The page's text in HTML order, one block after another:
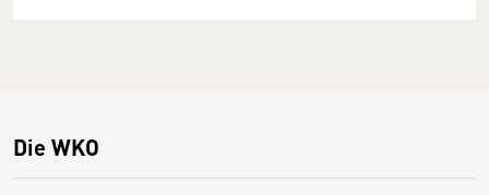
Die WKO